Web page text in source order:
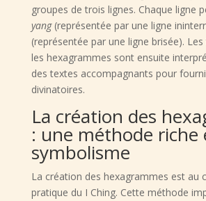
groupes de trois lignes. Chaque ligne
yang(représentée par une ligne
(représentée par une ligne brisée).
les hexagrammes sont ensuite
des textes accompagnants pour
divinatoires.
La création des
: une méthode riche
symbolisme
La création des hexagrammes est au
pratique du I Ching. Cette méthode